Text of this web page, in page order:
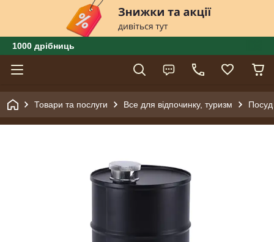
1000 дрібниць
Товари та послуги Все для відпочинку, туризм